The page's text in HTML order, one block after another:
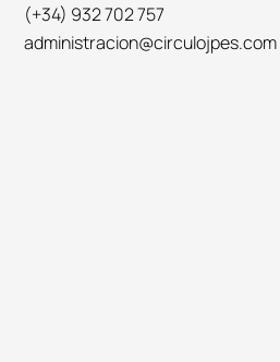
(+34) 932 702 757
administracion@circulojpes.com